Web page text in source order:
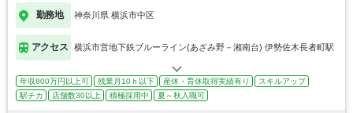
勤務地 神奈川県 横浜市中区
アクセス 横浜市営地下鉄ブルーライン(あざみ野－湘南台) 伊勢佐木長者町駅
年収800万円以上可 残業月10ｈ以下 産休・育休取得実績有り
スキルアップ
駅チカ
店舗数30以上 積極採用中 夏～秋入職可